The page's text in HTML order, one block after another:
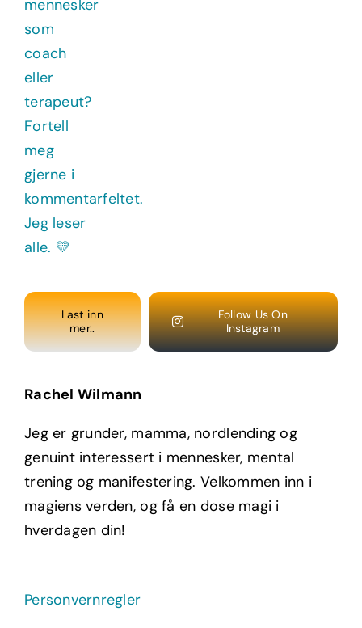
Last inn
mer..
Follow Us On
Instagram
Rachel Wilmann
Jeg er grunder, mamma, nordlending og
genuint interessert i mennesker, mental
trening og manifestering. Velkommen inn i
magiens verden, og få en dose magi i
hverdagen din!
Personvernregler